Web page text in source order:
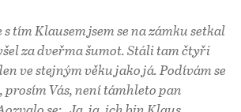
s tím Klausem jsem se na zámku setkal
za dveřma šumot. Stáli tam čtyři
ve stejným věku jako já. Podívám se
Vás, není támhleto pan